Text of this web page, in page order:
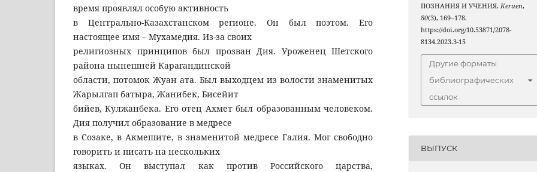
время проявлял особую активность
в Центрально-Казахстанском регионе. Он был поэтом. Его
настоящее имя – Мухамедия. Из-за своих
религиозных принципов был прозван Дия. Уроженец Шетского
района нынешней Карагандинской
области, потомок Жуан ата. Был выходцем из волости знаменитых
Жарылгап батыра, Жанибек, Бисейит
бийев, Кулжанбека. Его отец Ахмет был образованным человеком.
Дия получил образование в медресе
в Созаке, в Акмешите, в знаменитой медресе Галия. Мог свободно
говорить и писать на нескольких
языках. Он выступал как против Российского царства,
ПОЗНАНИЯ И УЧЕНИЯ.Keruen,
80(3), 169–178.
https://doi.org/10.53871/2078-
8134.2023.3-15
Другие форматы
библиографических
ссылок
ВЫПУСК